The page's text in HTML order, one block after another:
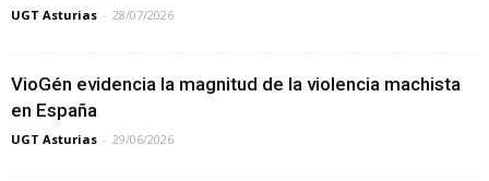
UGT Asturias - 28/07/2026
VioGén evidencia la magnitud de la violencia machista
en España
UGT Asturias - 29/06/2026